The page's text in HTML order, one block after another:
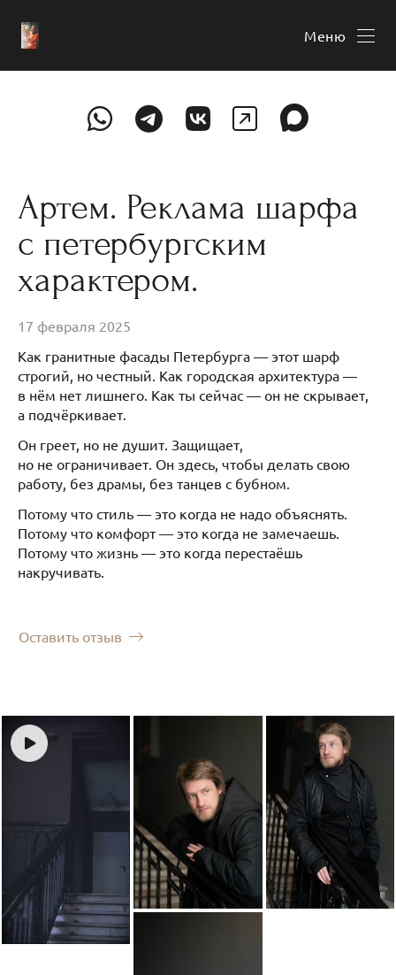
Меню
Артем. Реклама шарфа
с петербургским
характером.
17 февраля 2025
Как гранитные фасады Петербурга — этот шарф
строгий, но честный. Как городская архитектура —
в нём нет лишнего. Как ты сейчас — он не скрывает,
а подчёркивает.
Он греет, но не душит. Защищает,
но не ограничивает. Он здесь, чтобы делать свою
работу, без драмы, без танцев с бубном.
Потому что стиль — это когда не надо объяснять.
Потому что комфорт — это когда не замечаешь.
Потому что жизнь — это когда перестаёшь
накручивать.
Оставить отзыв